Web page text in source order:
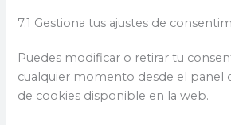
7.1 Gestiona tus ajustes de
Puedes modificar o retirar tu
cualquier momento desde el panel
de cookies disponible en la web.